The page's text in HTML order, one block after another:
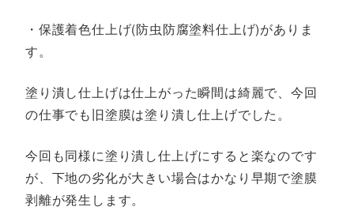
・保護着色仕上げ(防虫防腐塗料仕上げ)がありま
す。
塗り潰し仕上げは仕上がった瞬間は綺麗で、今回
の仕事でも旧塗膜は塗り潰し仕上げでした。
今回も同様に塗り潰し仕上げにすると楽なのです
が、下地の劣化が大きい場合はかなり早期で塗膜
剥離が発生します。